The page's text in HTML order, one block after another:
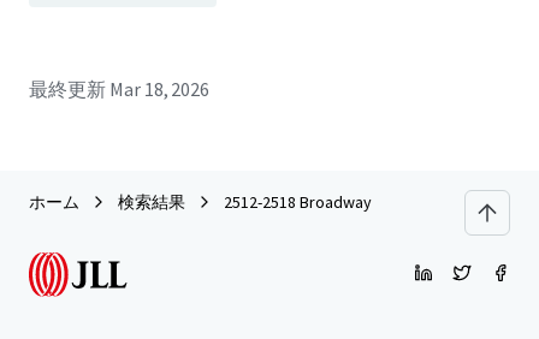
最終更新 Mar 18, 2026
ホーム 検索結果 2512-2518 Broadway